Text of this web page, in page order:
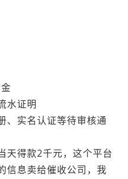
水证明
、实名认证等待审核通
天得款2千元，这个平台
信息卖给催收公司，我